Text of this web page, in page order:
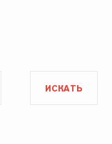
ИСКАТЬ